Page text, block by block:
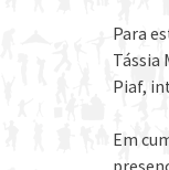
Para
Tássia
Piaf,
Em